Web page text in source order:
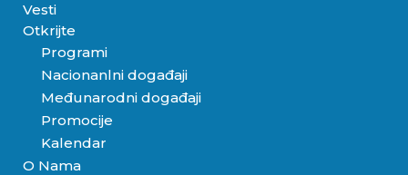
Vesti
Otkrijte
Programi
Nacionanlni događaji
Međunarodni događaji
Promocije
Kalendar
O Nama